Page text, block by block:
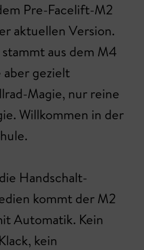
Pre-Facelift-M2
aktuellen Version.
aus dem M4
gezielt
Magie, nur reine
Willkommen in der
Handschalt-
kommt der M2
Automatik. Kein
kein